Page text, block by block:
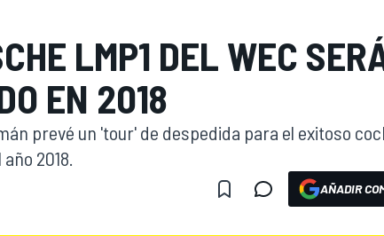
LMP1 DEL WEC
EN 2018
prevé un 'tour' de despedida para el exitoso
2018.
AÑADIR